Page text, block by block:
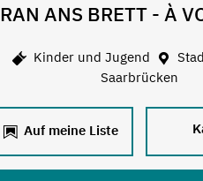
RAN ANS BRETT - À
Kinder und Jugend
Saarbrücken
Auf meine Liste